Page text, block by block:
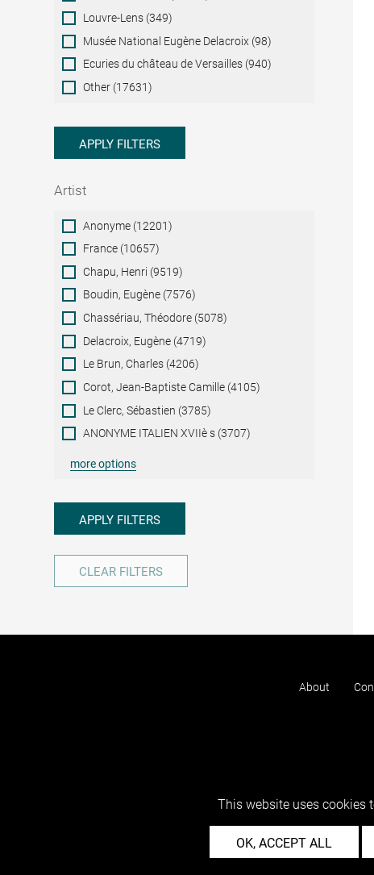
display
Louvre-Lens (349)
Musée National Eugène Delacroix (98)
Ecuries du château de Versailles (940)
Other (17631)
APPLY FILTERS
Artist
ArtistAnonyme (12201)
France (10657)
Chapu, Henri (9519)
Boudin, Eugène (7576)
Chassériau, Théodore (5078)
Delacroix, Eugène (4719)
Le Brun, Charles (4206)
Corot, Jean-Baptiste Camille (4105)
Le Clerc, Sébastien (3785)
ANONYME ITALIEN XVIIè s (3707)
more options
APPLY FILTERS
CLEAR FILTERS
About
This website uses cookies
OK, ACCEPT ALL